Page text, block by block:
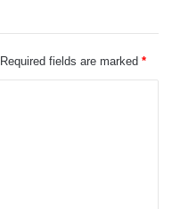
Required fields are marked *